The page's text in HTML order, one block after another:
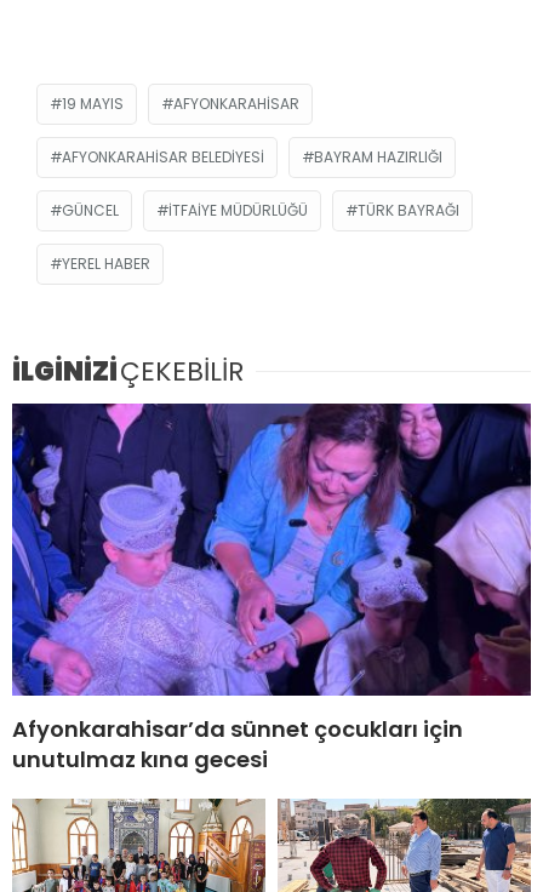
19 MAYIS AFYONKARAHISAR
AFYONKARAHISAR BELEDIYESI BAYRAM HAZIRLIĞI
GÜNCEL İTFAIYE MÜDÜRLÜĞÜ TÜRK BAYRAĞI
YEREL HABER
İLGİNİZİÇEKEBİLİR
Afyonkarahisar’da sünnet çocukları için
unutulmaz kına gecesi